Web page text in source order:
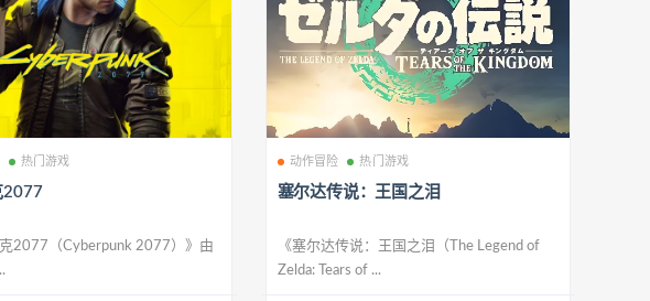
热门游戏
2077
2077（Cyberpunk 2077）》由
动作冒险 热门游戏
塞尔达传说：王国之泪
《塞尔达传说：王国之泪（The Legend of
Zelda: Tears of ...